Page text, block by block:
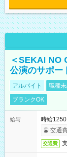
＜SEKAI NO
公演のサポー
アルバイト 職種
ブランクOK
給与
時給1250
交通
交通費